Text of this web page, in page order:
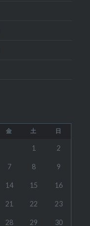
金 土 日
1 2
7 8 9
14 15 16
21 22 23
28 29 30